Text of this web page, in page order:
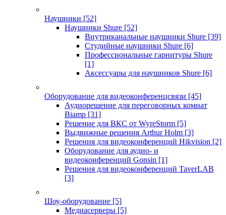
Наушники [52]
Наушники Shure [52]
Внутриканальные наушники Shure [39]
Студийные наушники Shure [6]
Профессиональные гарнитуры Shure
[1]
Аксессуары для наушников Shure [6]
Оборудование для видеоконференцсвязи [45]
Аудиорешение для переговорных комнат
Biamp [31]
Решение для ВКС от WyreStorm [5]
Выдвижные решения Arthur Holm [3]
Решения для видеоконференций Hikvision [2]
Оборудование для аудио- и
видеоконференций Gonsin [1]
Решения для видеоконференций TaverLAB
[3]
Шоу-оборудование [5]
Медиасерверы [5]